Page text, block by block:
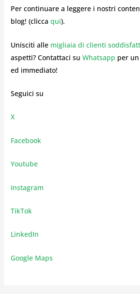
Per continuare a leggere i nostri
blog! (clicca qui).
Unisciti alle migliaia di clienti
aspetti? Contattaci su Whatsapp per
ed immediato!
Seguici su
X
Facebook
Youtube
Instagram
TikTok
LinkedIn
Google Maps